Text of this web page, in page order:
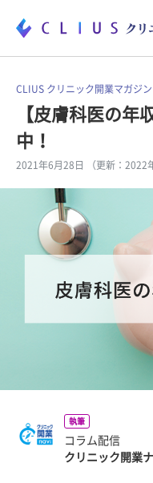
お役立ち資料
開業医のリアル
電子カルテ・ICT
集患のコツ
CLIUS クリニック開業マガジン
【皮膚科医の年
中！
2021年6月28日 （更新：2022
執筆
コラム配信
クリニック開業